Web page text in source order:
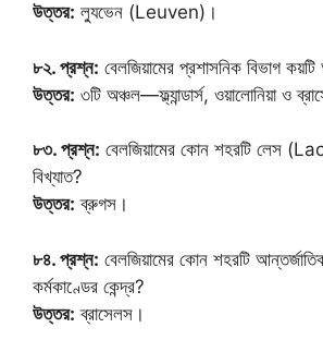
উত্তর: ল্যুভেন (Leuven)।
৮২. প্রশ্ন: বেলজিয়ামের প্রশাসনিক বিভাগ
উত্তর: ৩টি অঞ্চল—ফ্ল্যান্ডার্স, ওয়ালোনিয়া ও
৮৩. প্রশ্ন: বেলজিয়ামের কোন শহরটি লেস
বিখ্যাত?
উত্তর: ব্রুগস।
৮৪. প্রশ্ন: বেলজিয়ামের কোন শহরটি
কর্মকাণ্ডের কেন্দ্র?
উত্তর: ব্রাসেলস।